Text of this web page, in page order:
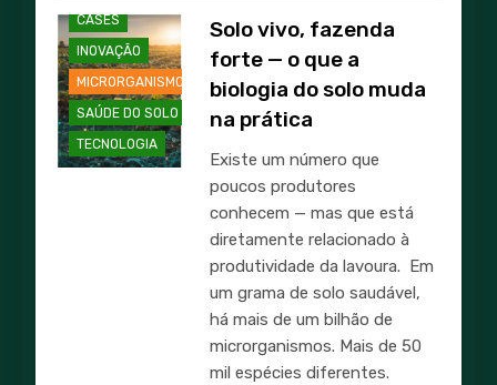
CASES
INOVAÇÃO
MICRORGANISMOS
SAÚDE DO SOLO
TECNOLOGIA
Solo vivo, fazenda
forte — o que a
biologia do solo muda
na prática
Existe um número que
poucos produtores
conhecem — mas que está
diretamente relacionado à
produtividade da lavoura. Em
um grama de solo saudável,
há mais de um bilhão de
microrganismos. Mais de 50
mil espécies diferentes.